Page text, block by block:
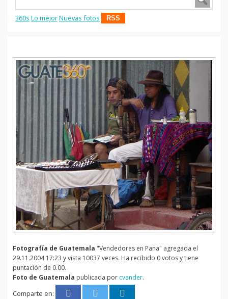
360s Lo mejorNuevas fotos RSS
Fotografía de Guatemala "Vendedores en Pana" agregada el
29.11.2004 17:23 y vista 10037 veces. Ha recibido 0 votos y tiene
puntación de 0.00.
Foto de Guatemala publicada por cvander.
Comparte en: